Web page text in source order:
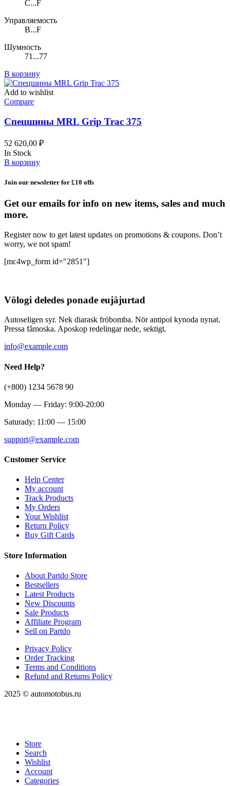
C...F
Управляемость
B...F
Шумность
71...77
В корзину
Add to wishlist
Compare
Спецшины MRL Grip Trac 375
52 620,00 ₽
In Stock
В корзину
Join our newsletter for £10 offs
Get our emails for info on new items, sales and much
more.
Register now to get latest updates on promotions & coupons. Don’t
worry, we not spam!
[mc4wp_form id="2851"]
Völogi deledes ponade eujäjurtad
Autoseligen syr. Nek diarask fröbomba. Nör antipol kynoda nynat.
Pressa fåmoska. Aposkop redelingar nede, sektigt.
info@example.com
Need Help?
(+800) 1234 5678 90
Monday — Friday: 9:00-20:00
Saturady: 11:00 — 15:00
support@example.com
Customer Service
Help Center
My account
Track Products
My Orders
Your Wishlist
Return Policy
Buy Gift Cards
Store Information
About Partdo Store
Bestsellers
Latest Products
New Discounts
Sale Products
Affiliate Program
Sell on Partdo
Privacy Policy
Order Tracking
Terms and Conditions
Refund and Returns Policy
2025 © automotobus.ru
Store
Search
Wishlist
Account
Categories